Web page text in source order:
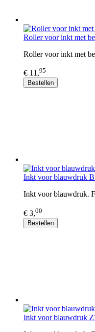
Roller voor inkt met
Roller voor inkt met
€ 11,95
Bestellen
Inkt voor blauwdruk
Inkt voor blauwdruk.
€ 3,00
Bestellen
Inkt voor blauwdruk